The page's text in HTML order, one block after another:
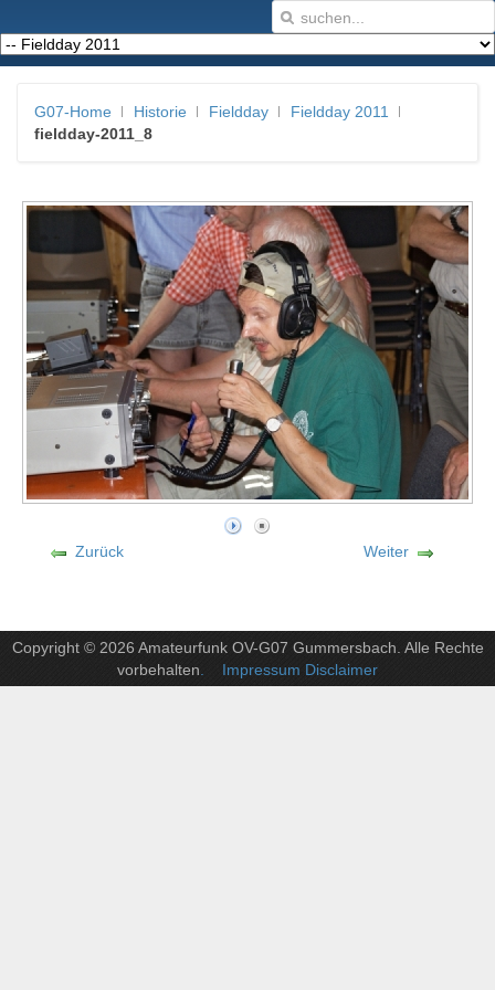
G07-Home Historie Fieldday
Fieldday 2011
fieldday-2011_8
Zurück Weiter
Copyright © 2026 Amateurfunk OV-G07 Gummersbach. Alle Rechte
vorbehalten . Impressum Disclaimer